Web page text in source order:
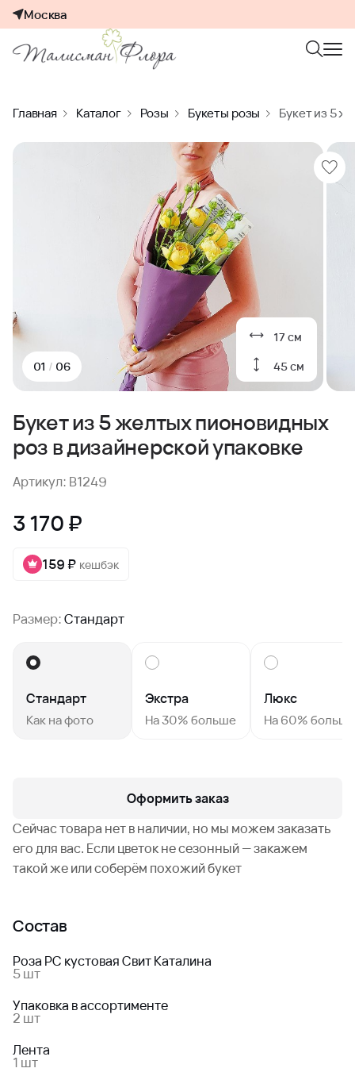
Москва
Главная Каталог Розы Букеты розы Букет из 5
17 см
45 см
01 / 06
Букет из 5 желтых пионовидных
роз в дизайнерской упаковке
Артикул: B1249
3 170 ₽
159 ₽ кешбэк
Размер:Стандарт
Стандарт
Как на фото
Экстра
На 30% больше
Люкс
На 60% больше
Оформить заказ
Сейчас товара нет в наличии, но мы можем заказать
его для вас. Если цветок не сезонный — закажем
такой же или соберём похожий букет
Состав
Роза РС кустовая Свит Каталина
5 шт
Упаковка в ассортименте
2 шт
Лента
1 шт